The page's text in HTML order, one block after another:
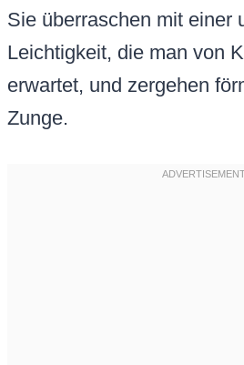
Sie überraschen mit einer
Leichtigkeit, die man von
erwartet, und zergehen
Zunge.